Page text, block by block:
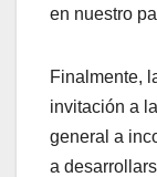
en nuestro
Finalmente,
invitación a
general a
a